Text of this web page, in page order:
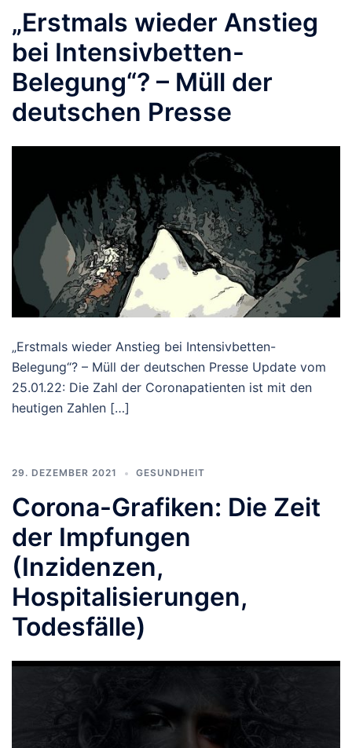
„Erstmals wieder Anstieg
bei Intensivbetten-
Belegung“? – Müll der
deutschen Presse
„Erstmals wieder Anstieg bei Intensivbetten-
Belegung“? – Müll der deutschen Presse Update vom
25.01.22: Die Zahl der Coronapatienten ist mit den
heutigen Zahlen […]
29. DEZEMBER 2021 GESUNDHEIT
Corona-Grafiken: Die Zeit
der Impfungen
(Inzidenzen,
Hospitalisierungen,
Todesfälle)